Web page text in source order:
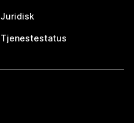
Juridisk
Tjenestestatus